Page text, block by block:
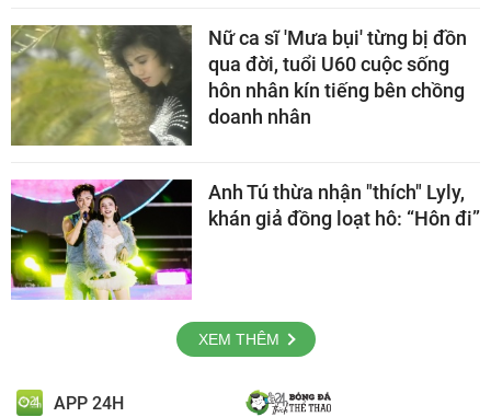
Nữ ca sĩ 'Mưa bụi' từng bị đồn
qua đời, tuổi U60 cuộc sống
hôn nhân kín tiếng bên chồng
doanh nhân
Anh Tú thừa nhận "thích" Lyly,
khán giả đồng loạt hô: “Hôn đi”
XEM THÊM
APP 24H